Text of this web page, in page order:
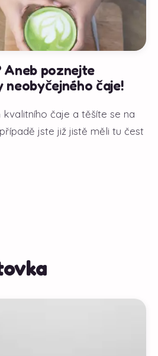
Aneb poznejte
neobyčejného čaje!
čaje a těšíte se na
jste již jistě měli tu čest